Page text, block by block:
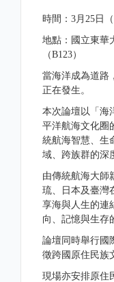
時間：3月25日
地點：國立東華
（B123）
當海洋成為道路
正在發生。
本次論壇以「海
平洋航海文化圈
統航海智慧、生
域、跨族群的深
由傳統航海大師
琉、日本及臺灣
享海與人生的連
向、記憶與生存
論壇同時舉行國
徵跨國原住民族
現場亦安排原住